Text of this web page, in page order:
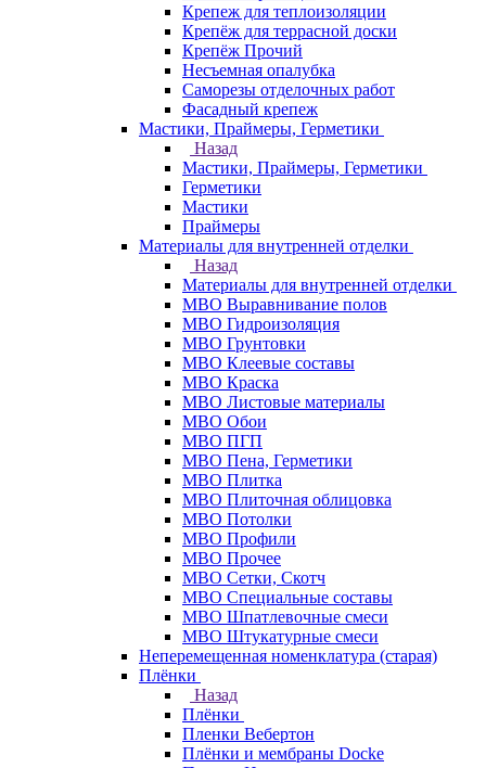
Крепеж для теплоизоляции
Крепёж для террасной доски
Крепёж Прочий
Несъемная опалубка
Саморезы отделочных работ
Фасадный крепеж
Мастики, Праймеры, Герметики
Назад
Мастики, Праймеры, Герметики
Герметики
Мастики
Праймеры
Материалы для внутренней отделки
Назад
Материалы для внутренней отделки
МВО Выравнивание полов
МВО Гидроизоляция
МВО Грунтовки
МВО Клеевые составы
МВО Краска
МВО Листовые материалы
МВО Обои
МВО ПГП
МВО Пена, Герметики
МВО Плитка
МВО Плиточная облицовка
МВО Потолки
МВО Профили
МВО Прочее
МВО Сетки, Скотч
МВО Специальные составы
МВО Шпатлевочные смеси
МВО Штукатурные смеси
Неперемещенная номенклатура (старая)
Плёнки
Назад
Плёнки
Пленки Вебертон
Плёнки и мембраны Docke